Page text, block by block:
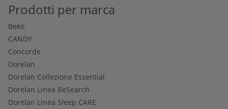
Prodotti per marca
Beko
CANDY
Concorde
Dorelan
Dorelan Collezione Essential
Dorelan Linea ReSearch
Dorelan Linea Sleep CARE